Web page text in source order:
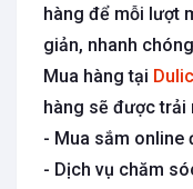
hàng để mỗi lượt
giản, nhanh
Mua hàng tại
hàng sẽ được trải
- Mua sắm online
- Dịch vụ chăm